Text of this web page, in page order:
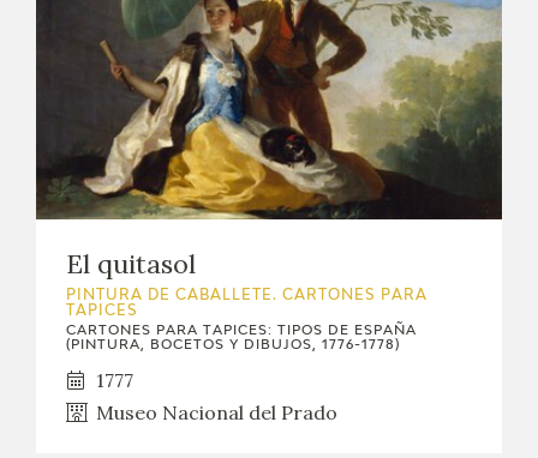
El quitasol
PINTURA DE CABALLETE. CARTONES PARA
TAPICES
CARTONES PARA TAPICES: TIPOS DE ESPAÑA
(PINTURA, BOCETOS Y DIBUJOS, 1776-1778)
1777
Museo Nacional del Prado